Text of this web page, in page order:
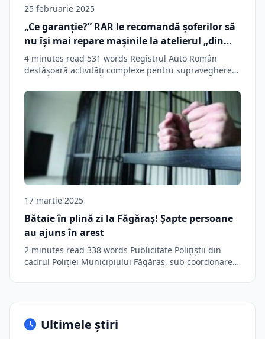
25 februarie 2025
„Ce garanție?” RAR le recomandă șoferilor să
nu își mai repare mașinile la atelierul „din
colț”. Cum poți afla dacă service-ul auto din
Brașov la care mergi este autorizat
4 minutes read 531 words Registrul Auto Român
desfășoară activități complexe pentru supravegherea
17 martie 2025
Bătaie în plină zi la Făgăraş! Şapte persoane
au ajuns în arest
2 minutes read 338 words Publicitate Polițiștii din
cadrul Poliției Municipiului Făgăraș, sub coordonarea
Ultimele știri